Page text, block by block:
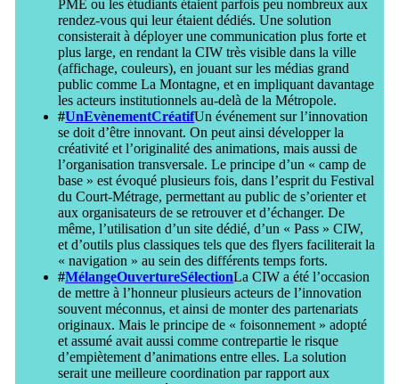
PME ou les étudiants étaient parfois peu nombreux aux
rendez-vous qui leur étaient dédiés. Une solution
consisterait à déployer une communication plus forte et
plus large, en rendant la CIW très visible dans la ville
(affichage, couleurs), en jouant sur les médias grand
public comme La Montagne, et en impliquant davantage
les acteurs institutionnels au-delà de la Métropole.
#UnEvènementCréatifUn événement sur l’innovation
se doit d’être innovant. On peut ainsi développer la
créativité et l’originalité des animations, mais aussi de
l’organisation transversale. Le principe d’un « camp de
base » est évoqué plusieurs fois, dans l’esprit du Festival
du Court-Métrage, permettant au public de s’orienter et
aux organisateurs de se retrouver et d’échanger. De
même, l’utilisation d’un site dédié, d’un « Pass » CIW,
et d’outils plus classiques tels que des flyers faciliterait la
« navigation » au sein des différents temps forts.
#MélangeOuvertureSélectionLa CIW a été l’occasion
de mettre à l’honneur plusieurs acteurs de l’innovation
souvent méconnus, et ainsi de monter des partenariats
originaux. Mais le principe de « foisonnement » adopté
et assumé avait aussi comme contrepartie le risque
d’empiètement d’animations entre elles. La solution
serait une meilleure coordination par rapport aux